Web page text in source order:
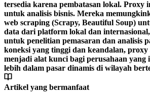
tersedia karena pembatasan lokal. Proxy
untuk analisis bisnis. Mereka
web scraping (Scrapy, Beautiful Soup)
data dari platform lokal dan
untuk penelitian pemasaran dan analisis
koneksi yang tinggi dan keandalan, proxy
menjadi alat kunci bagi perusahaan yang
lebih dalam pasar dinamis di wilayah
Artikel yang bermanfaat